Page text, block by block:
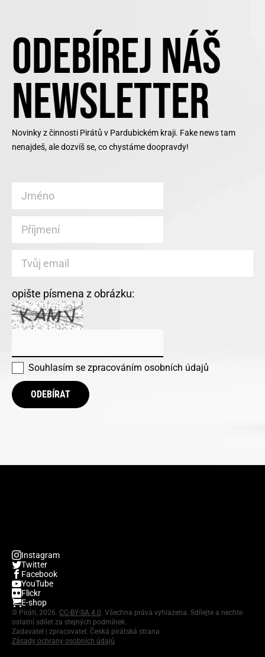
ODEBÍREJ NÁŠ
NEWSLETTER
Novinky z činnosti Pirátů v Pardubickém kraji. Fake news tam
nenajdeš, ale dozvíš se, co chystáme doopravdy!
opište písmena z obrázku:
Souhlasím se zpracováním osobních údajů
ODEBÍRAT
Instagram
Twitter
Facebook
YouTube
Flickr
E-shop
© Piráti, 2026. CC-BY-SA 4.0 . Všechna práva vyhlazena. Sdílejte a nechte
ostatní sdílet za stejných podmínek.
Zadavatel | zpracovatel: Česká pirátská strana
Zásady ochrany osobních údajů